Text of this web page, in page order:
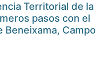
Territorial de la
pasos con el
Beneixama, Campo